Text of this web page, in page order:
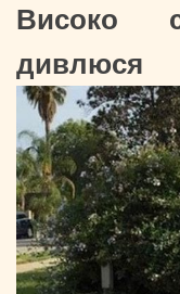
Високо
дивлюся